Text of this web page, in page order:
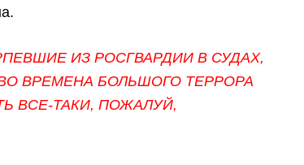
ИЗ РОСГВАРДИИ В СУДАХ,
ВРЕМЕНА БОЛЬШОГО ТЕРРОРА
ВСЕ-ТАКИ, ПОЖАЛУЙ,